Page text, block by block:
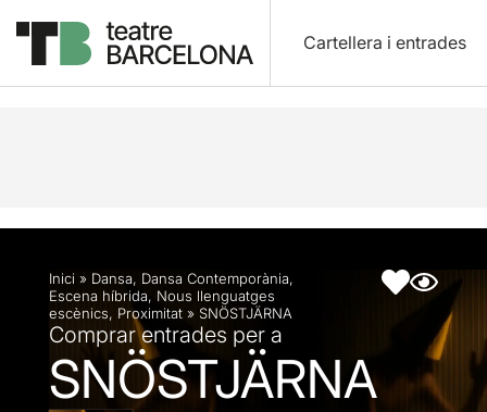
Cartellera i entrades
Descripció Fitxa artística Fotos i vídeos
Inici » Dansa, Dansa Contemporània,
Escena híbrida, Nous llenguatges
escènics, Proximitat » SNÖSTJÄRNA
Comprar entrades per a
SNÖSTJÄRNA